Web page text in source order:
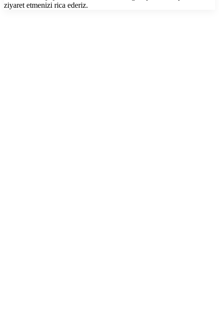
ziyaret etmenizi rica ederiz.